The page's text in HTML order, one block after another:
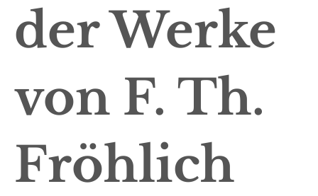
der Werke
von F. Th.
Fröhlich